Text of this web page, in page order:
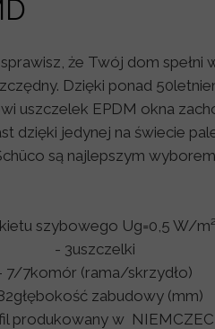
że Twój dom spełni
Dzięki ponad
uszczelek EPDM okna
dzięki jedynej na świecie
są najlepszym
szybowego Ug=0,5 W/
- 3uszczelki
7/7komór (rama/skrzydło)
głębokość zabudowy (mm)
produkowany w